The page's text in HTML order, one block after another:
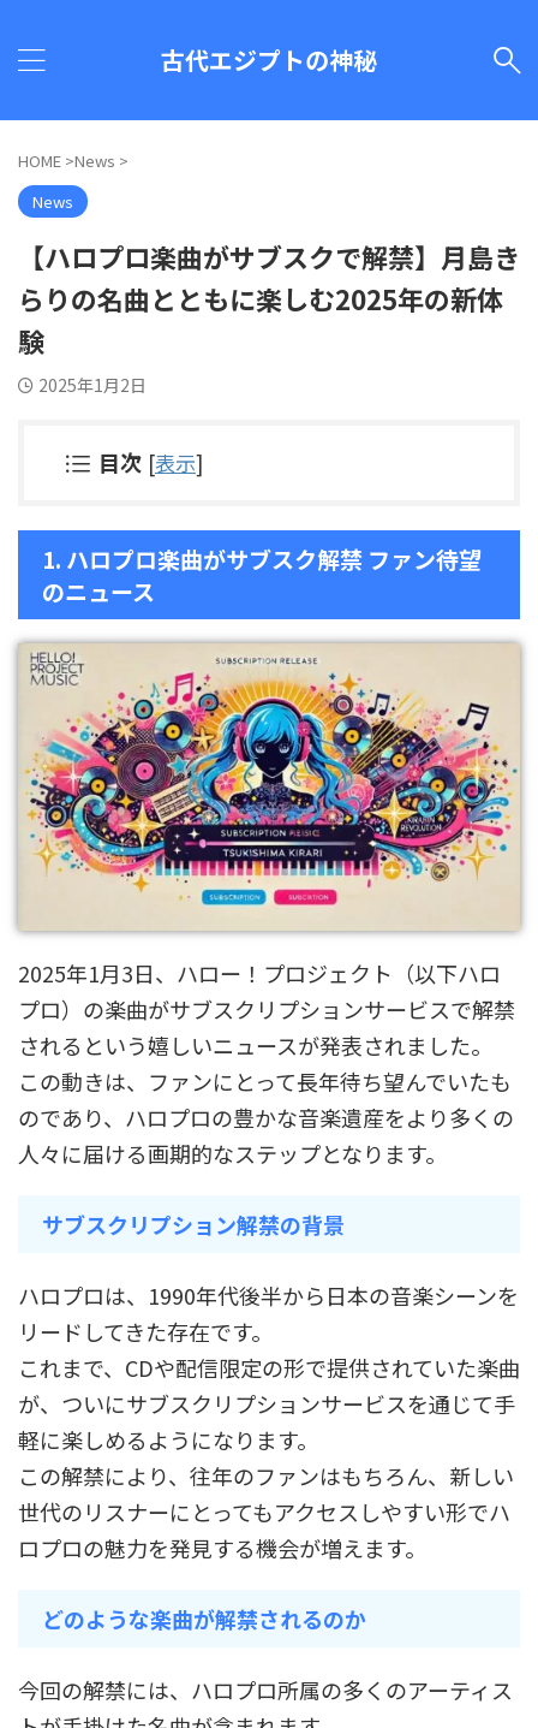
古代エジプトの神秘
HOME >News >
News
【ハロプロ楽曲がサブスクで解禁】月島き
らりの名曲とともに楽しむ2025年の新体
験
2025年1月2日
目次 [表示]
1. ハロプロ楽曲がサブスク解禁 ファン待望
のニュース
2025年1月3日、ハロー！プロジェクト（以下ハロ
プロ）の楽曲がサブスクリプションサービスで解禁
されるという嬉しいニュースが発表されました。
この動きは、ファンにとって長年待ち望んでいたも
のであり、ハロプロの豊かな音楽遺産をより多くの
人々に届ける画期的なステップとなります。
サブスクリプション解禁の背景
ハロプロは、1990年代後半から日本の音楽シーンを
リードしてきた存在です。
これまで、CDや配信限定の形で提供されていた楽曲
が、ついにサブスクリプションサービスを通じて手
軽に楽しめるようになります。
この解禁により、往年のファンはもちろん、新しい
世代のリスナーにとってもアクセスしやすい形でハ
ロプロの魅力を発見する機会が増えます。
どのような楽曲が解禁されるのか
今回の解禁には、ハロプロ所属の多くのアーティス